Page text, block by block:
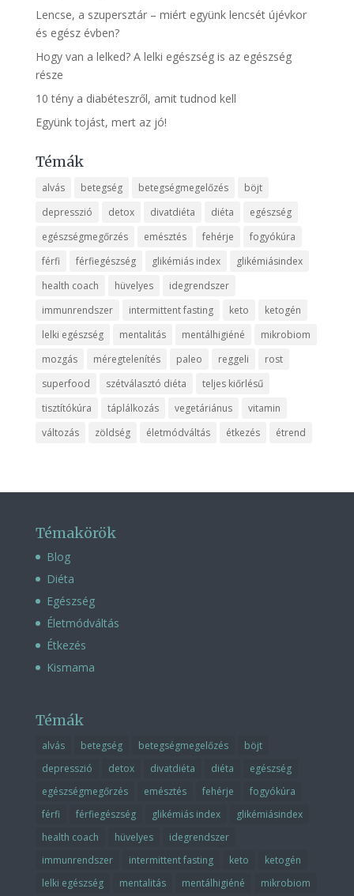
Lencse, a szupersztár – miért együnk lencsét újévkor
és egész évben?
Hogy van a lelked? A lelki egészség is az egészség
része
10 tény a diabéteszről, amit tudnod kell
Együnk tojást, mert az jó!
Témák
alvás betegség betegségmegelőzés
böjt
depresszió
detox divatdiéta diéta
egészség
egészségmegőrzés
emésztés fehérje
fogyókúra
férfi
férfiegészség glikémiás index
glikémiásindex
health coach
hüvelyes
idegrendszer
immunrendszer
intermittent fasting keto
ketogén
lelki egészség
mentalitás mentálhigiéné
mikrobiom
mozgás
méregtelenítés paleo reggeli
rost
superfood
szétválasztó diéta
teljes kiőrlésű
tisztítókúra
táplálkozás vegetáriánus
vitamin
változás
zöldség életmódváltás étkezés étrend
Témakörök
Blog
Diéta
Egészség
Életmódváltás
Étkezés
Kismama
Témák
alvás betegség betegségmegelőzés
böjt
depresszió
detox divatdiéta diéta
egészség
egészségmegőrzés
emésztés fehérje
fogyókúra
férfi
férfiegészség glikémiás index
glikémiásindex
health coach
hüvelyes
idegrendszer
immunrendszer
intermittent fasting keto
ketogén
lelki egészség
mentalitás mentálhigiéné mikrobiom